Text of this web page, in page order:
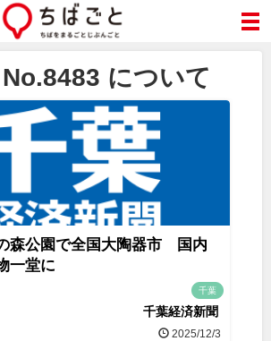
について
森公園で全国大陶器市 国内
一堂に
千葉
千葉経済新聞
2025/12/3